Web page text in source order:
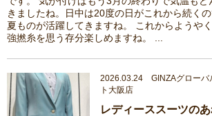
きましたね。日中は20度の日がこれから続く
夏ものが活躍してきますね。 これからようや
強撚糸を思う存分楽しめますね。 ...
2026.03.24 GINZAグローバ
ト大阪店
レディーススーツの